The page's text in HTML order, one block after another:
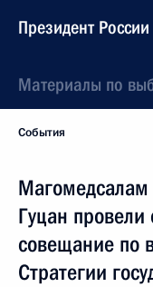
Президент России
Материалы по
События
Гуцан
совещание по
Стратегии